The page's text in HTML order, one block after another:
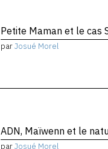
Petite Maman et le cas
parJosué Morel
ADN, Maïwenn et le
parJosué Morel